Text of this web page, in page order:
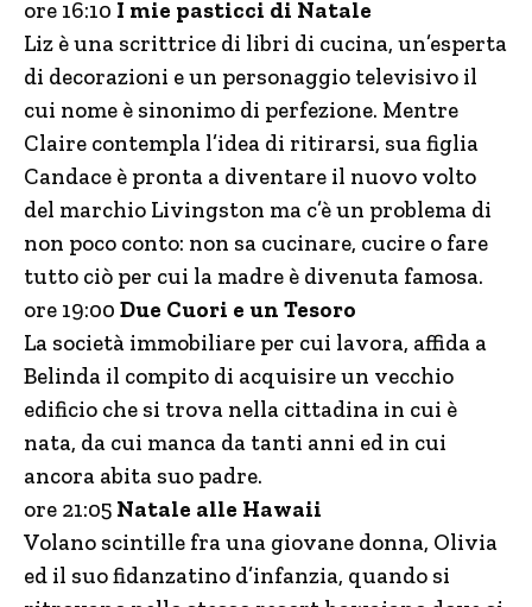
ore 16:10 I mie pasticci di Natale
Liz è una scrittrice di libri di cucina, un’esperta
di decorazioni e un personaggio televisivo il
cui nome è sinonimo di perfezione. Mentre
Claire contempla l’idea di ritirarsi, sua figlia
Candace è pronta a diventare il nuovo volto
del marchio Livingston ma c’è un problema di
non poco conto: non sa cucinare, cucire o fare
tutto ciò per cui la madre è divenuta famosa.
ore 19:00 Due Cuori e un Tesoro
La società immobiliare per cui lavora, affida a
Belinda il compito di acquisire un vecchio
edificio che si trova nella cittadina in cui è
nata, da cui manca da tanti anni ed in cui
ancora abita suo padre.
ore 21:05 Natale alle Hawaii
Volano scintille fra una giovane donna, Olivia
ed il suo fidanzatino d’infanzia, quando si